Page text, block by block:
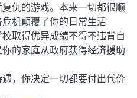
仇的游戏。本来一切都很顺
机颠覆了你的日常生活
取得优异成绩不得不违背自
的家庭从政府获得经济援助
，你决定一切都要付出代价